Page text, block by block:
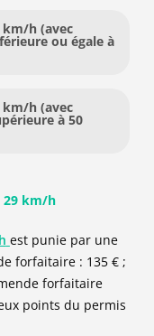
km/h (avec
ou égale à
dans les 15
45 jours sans
:
km/h (avec
à 50
dans les 15
29 km/h
est punie par une
forfaitaire : 135 € ;
forfaitaire
points du permis